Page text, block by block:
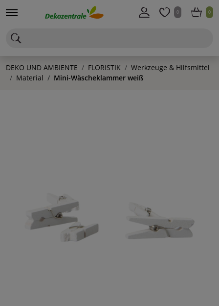
0 0
DEKO UND AMBIENTE FLORISTIK
Werkzeuge & Hilfsmittel
Material
Mini-Wäscheklammer weiß